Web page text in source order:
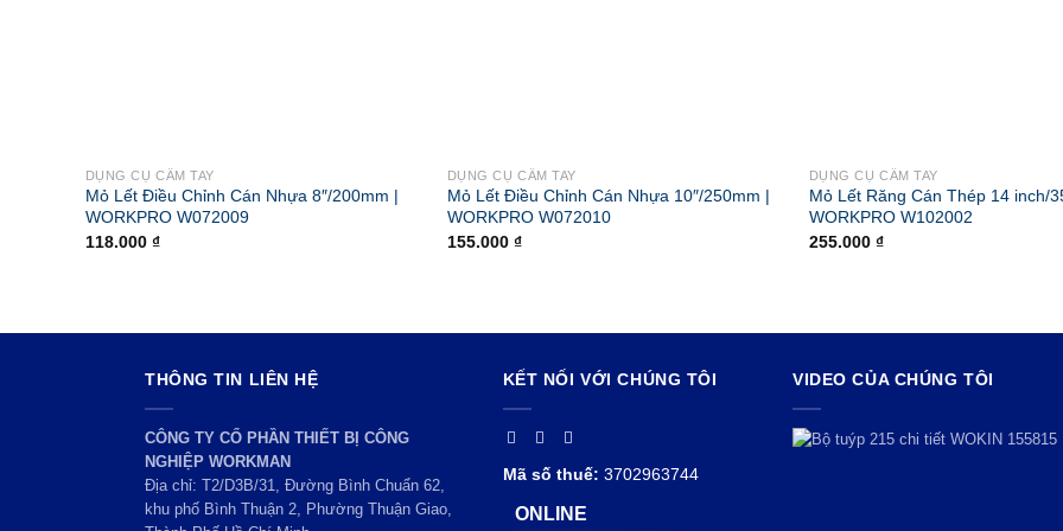
DỤNG CỤ CẦM TAY
Mỏ Lết Điều Chỉnh Cán Nhựa 8″/200mm |
WORKPRO W072009
118.000 ₫
DỤNG CỤ CẦM TAY
Mỏ Lết Điều Chỉnh Cán Nhựa 10″/250mm |
WORKPRO W072010
155.000 ₫
DỤNG CỤ CẦM TAY
Mỏ Lết Răng Cán Thép 14 inch/
WORKPRO W102002
255.000 ₫
THÔNG TIN LIÊN HỆ
CÔNG TY CỔ PHẦN THIẾT BỊ CÔNG
NGHIỆP WORKMAN
Địa chỉ: T2/D3B/31, Đường Bình Chuẩn 62,
khu phố Bình Thuận 2, Phường Thuận Giao,
KẾT NỐI VỚI CHÚNG TÔI
Mã số thuế: 3702963744
ONLINE
VIDEO CỦA CHÚNG TÔI